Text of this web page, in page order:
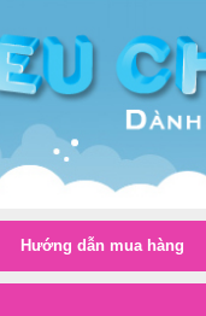
Hướng dẫn mua hàng